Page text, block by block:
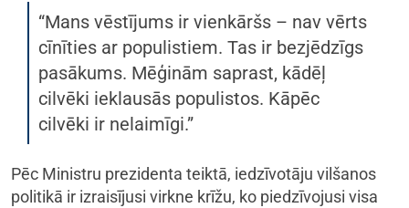
“Mans vēstījums ir vienkāršs – nav vērts
cīnīties ar populistiem. Tas ir bezjēdzīgs
pasākums. Mēģinām saprast, kādēļ
cilvēki ieklausās populistos. Kāpēc
cilvēki ir nelaimīgi.”
Pēc Ministru prezidenta teiktā, iedzīvotāju vilšanos
politikā ir izraisījusi virkne krīžu, ko piedzīvojusi visa